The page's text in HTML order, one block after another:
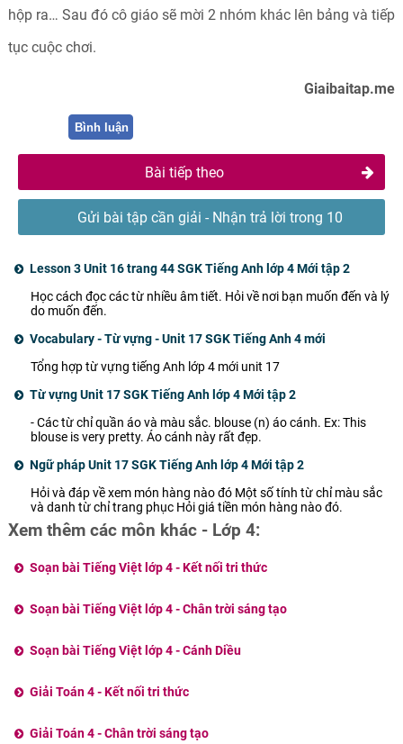
hộp ra… Sau đó cô giáo sẽ mời 2 nhóm khác lên bảng và tiếp
tục cuộc chơi.
Giaibaitap.me
Bình luận
Bài tiếp theo
Gửi bài tập cần giải - Nhận trả lời trong 10
Lesson 3 Unit 16 trang 44 SGK Tiếng Anh lớp 4 Mới tập 2
Học cách đọc các từ nhiều âm tiết. Hỏi về nơi bạn muốn đến và lý
do muốn đến.
Vocabulary - Từ vựng - Unit 17 SGK Tiếng Anh 4 mới
Tổng hợp từ vựng tiếng Anh lớp 4 mới unit 17
Từ vựng Unit 17 SGK Tiếng Anh lớp 4 Mới tập 2
- Các từ chỉ quần áo và màu sắc. blouse (n) áo cánh. Ex: This
blouse is very pretty. Áo cánh này rất đẹp.
Ngữ pháp Unit 17 SGK Tiếng Anh lớp 4 Mới tập 2
Hỏi và đáp về xem món hàng nào đó Một số tính từ chỉ màu sắc
và danh từ chỉ trang phục Hỏi giá tiền món hàng nào đó.
Xem thêm các môn khác - Lớp 4:
Soạn bài Tiếng Việt lớp 4 - Kết nối tri thức
Soạn bài Tiếng Việt lớp 4 - Chân trời sáng tạo
Soạn bài Tiếng Việt lớp 4 - Cánh Diều
Giải Toán 4 - Kết nối tri thức
Giải Toán 4 - Chân trời sáng tạo